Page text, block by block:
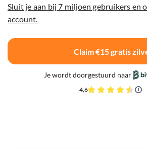
Sluit je aan bij 7 miljoen gebruikers en
account.
Claim €15 gratis
Je wordt doorgestuurd naar
4,6